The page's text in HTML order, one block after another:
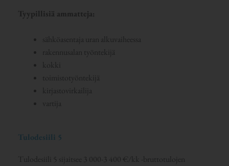
Tyypillisiä ammatteja:
sähköasentaja uran alkuvaiheessa
rakennusalan työntekijä
kokki
toimistotyöntekijä
kirjastovirkailija
vartija
Tulodesiili 5
Tulodesiili 5 sijaitsee 3 000-3 400 €/kk -bruttotulojen